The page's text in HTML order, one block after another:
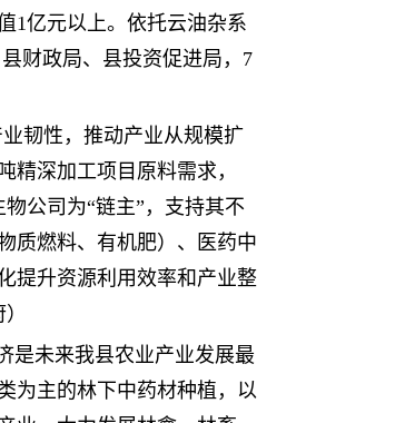
1亿元以上。依托云油杂系
财政局、县投资促进局，7
韧性，推动产业从规模扩
深加工项目原料需求，
公司为“链主”，支持其不
质燃料、有机肥）、医药中
提升资源利用效率和产业整
是未来我县农业产业发展最
为主的林下中药材种植，以